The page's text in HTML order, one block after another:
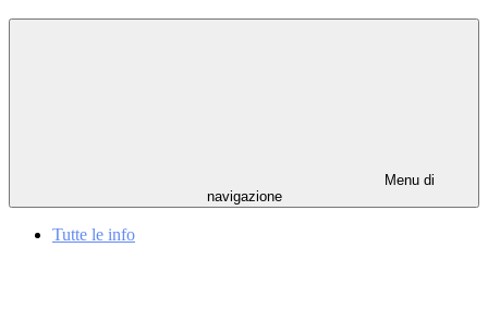
Menu di
navigazione
Tutte le info